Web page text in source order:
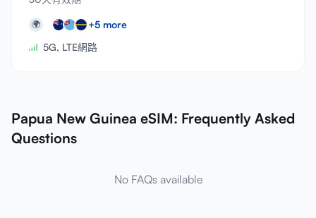
🌍 +5 more
5G, LTE網路
Papua New Guinea eSIM: Frequently Asked
Questions
No FAQs available